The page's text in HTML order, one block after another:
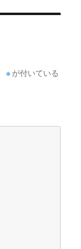
※ が付いている